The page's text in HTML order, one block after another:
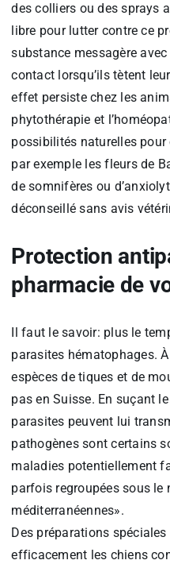
des colliers ou des sprays
libre pour lutter contre ce
substance messagère
contact lorsqu’ils tètent
effet persiste chez les
phytothérapie et
possibilités naturelles pour
par exemple les fleurs de
de somnifères ou
déconseillé sans avis
Protection
pharmacie de
Il faut le savoir: plus le
parasites hématophages.
espèces de tiques et de
pas en Suisse. En suçant
parasites peuvent lui
pathogènes sont certains
maladies potentiellement
parfois regroupées sous le
méditerranéennes».
Des préparations
efficacement les chiens